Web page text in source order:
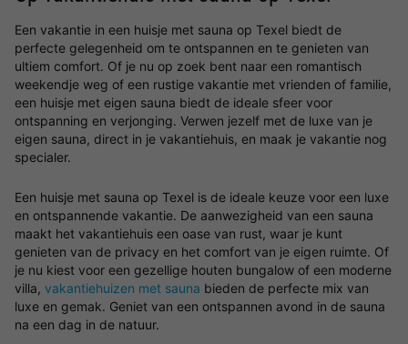
Een vakantie in een huisje met sauna op Texel biedt de
perfecte gelegenheid om te ontspannen en te genieten van
ultiem comfort. Of je nu op zoek bent naar een romantisch
weekendje weg of een rustige vakantie met vrienden of familie,
een huisje met eigen sauna biedt de ideale sfeer voor
ontspanning en verjonging. Verwen jezelf met de luxe van je
eigen sauna, direct in je vakantiehuis, en maak je vakantie nog
specialer.
Een huisje met sauna op Texel is de ideale keuze voor een luxe
en ontspannende vakantie. De aanwezigheid van een sauna
maakt het vakantiehuis een oase van rust, waar je kunt
genieten van de privacy en het comfort van je eigen ruimte. Of
je nu kiest voor een gezellige houten bungalow of een moderne
villa, vakantiehuizen met sauna bieden de perfecte mix van
luxe en gemak. Geniet van een ontspannen avond in de sauna
na een dag in de natuur.